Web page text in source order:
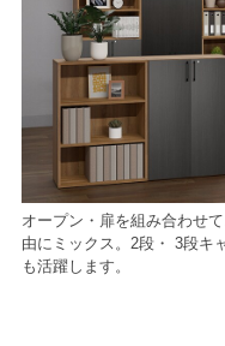
オープン・扉を組み合わせ
由にミックス。2段・ 3段キ
も活躍します。